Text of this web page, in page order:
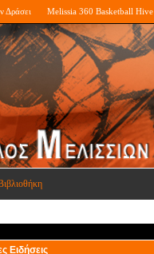
Δράσει Melissia 360 Basketball Hive
Ειδήσεις